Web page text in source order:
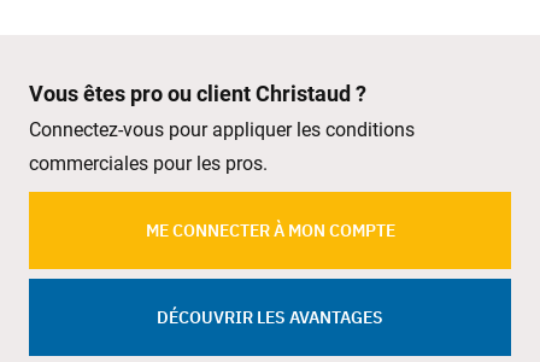
Vous êtes pro ou client Christaud ?
Connectez-vous pour appliquer les conditions
commerciales pour les pros.
ME CONNECTER À MON COMPTE
DÉCOUVRIR LES AVANTAGES